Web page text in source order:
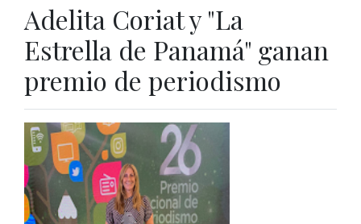
Adelita Coriat y "La
Estrella de Panamá" ganan
premio de periodismo